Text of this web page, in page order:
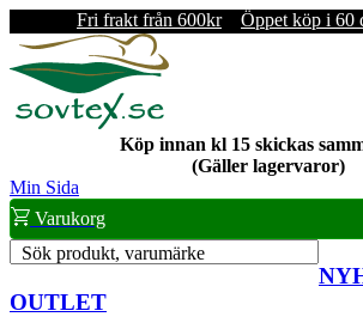
Fri frakt från 600kr Öppet köp i 60
Köp innan kl 15 skickas
(Gäller lagervaror)
Min Sida
Varukorg
Sök produkt, varumärke
OUTLET